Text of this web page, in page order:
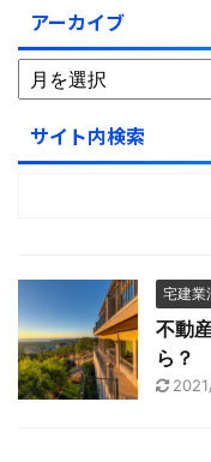
アーカイブ
サイト内検索
宅建業
不動
ら？